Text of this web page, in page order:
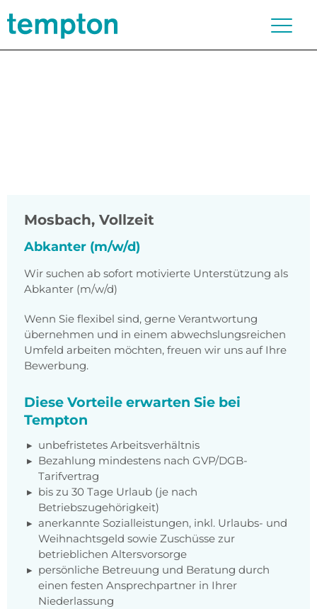
Mosbach, Vollzeit
Abkanter (m/w/d)
Wir suchen ab sofort motivierte Unterstützung als
Abkanter (m/w/d)
Wenn Sie flexibel sind, gerne Verantwortung
übernehmen und in einem abwechslungsreichen
Umfeld arbeiten möchten, freuen wir uns auf Ihre
Bewerbung.
Diese Vorteile erwarten Sie bei
Tempton
unbefristetes Arbeitsverhältnis
Bezahlung mindestens nach GVP/DGB-
Tarifvertrag
bis zu 30 Tage Urlaub (je nach
Betriebszugehörigkeit)
anerkannte Sozialleistungen, inkl. Urlaubs- und
Weihnachtsgeld sowie Zuschüsse zur
betrieblichen Altersvorsorge
persönliche Betreuung und Beratung durch
einen festen Ansprechpartner in Ihrer
Niederlassung